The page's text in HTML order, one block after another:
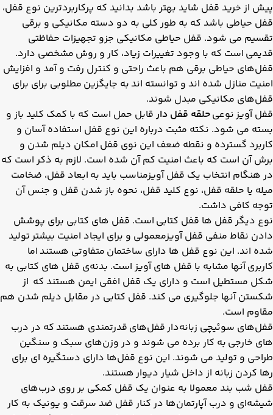
پیش از خرید قفل شاید بهتر باشد بدانید که پرکاربردترین نوع قفل،
قفل حیاطی باشد که به طور کلی به دو دسته مکانیکی و برقی
تقسیم می شود. قفل حیاطی مکانیکی جزو تجهیزات حفاظتی
قدیمی است که با وجود تغییرات زیاد، کار و روش مشخصی دارد.
قفل‌های حیاطی برقی هم باعث راحتی و کنترل رفت و آمد و افزایش
امنیت منازل شده اند و توانسته اند به جایگزین مطلوبی برای برای
قفل‌های مکانیکی مبدل شوند.
قفل‌ آویز نوعیحلقه قفل دار قابل حمل است که با کمک کلید باز و
بسته می شود. نکته مثبت درباره این نوع قفل استفاده آسان و
کاربرد گسترده و نقطه ضعف این نوی قفل امکان دیلم شدن و
برش آن است که باعث امنیت کم آن شده است. لازم به ذکر است که
در هنگام انتخاب یک قفل آویزمناسب باید به ابعاد قفل، ضخامت
میله یا حلقه قفل، نوع کلید قفل، نحوه باز شدن قفل و جنس آن
توجه کافی داشت.
نوع دیگر قفل ها قفل کتابی است. قفل‌ های کتابی برای پوشش
دادن نقاط منفی قفل آویزمعمولی و برای ایجاد امنیت بیشتر تولید
شده اند. این نوع قفل ها دارای ساختمان متفاوتی هستند اما
کاربری آنها مشابه با قفل های آویز است. بدنه‌ی قفل های کتابی به
شکل مستطیل است و دارای یک قفل افقی ایمن هستند که از
شکستن آنها جلوگیری می کند. قفل‌ کتابی در مقابل دیلم شدن هم
مقاوم است.
قفل‌های سوئیچی زبانه‌دار قفل‌های قدرتمندی هستند که در درب
های خارجی به کار برده می شوند و در وزن‌های سبک و سنگین
طراحی و تولید می شوند. این نوع قفل‌ها دارای دستگیره ای برای
رها کردن زبانه از داخل شیار دیوار هستند.
قفل شب بند معمولا به عنوان یک قفل کمکی بر روی درب‌های
شیشه‌ای و درب آپارتمان‌ها در کنار قفل ضد سرقت و یونیک به کار